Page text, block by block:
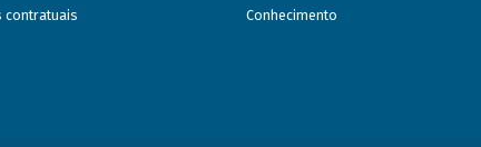
contratuais Conhecimento